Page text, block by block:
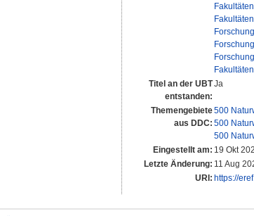
Fakultäten
Fakultäten
Fakultäten
Titel an der UBT
entstanden:
Ja
Themengebiete
aus DDC:
500
500
500
Eingestellt am: 19 Okt
Letzte Änderung: 11 Aug
URI: https://